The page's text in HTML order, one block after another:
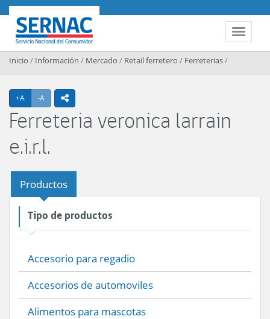
Contenido principal
Toggle
SERNAC
Inicio / Información / Mercado / Retail ferretero / Ferreterias/
+A Agrandar texto
-A Achicar textoicono compartir
Ferreteria veronica larrain
e.i.r.l.
Productos
Tipo de productos
Accesorio para regadio
Accesorios de automoviles
Alimentos para mascotas